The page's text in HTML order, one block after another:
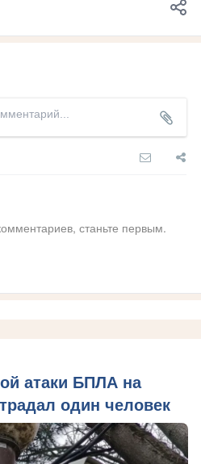
станьте первым.
атаки БПЛА на
один человек